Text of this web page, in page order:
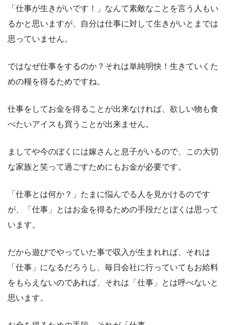
「仕事が生きがいです！」なんて素敵なことを言う人もい
るかと思いますが、自分は仕事に対して生きがいとまでは
思っていません。
ではなぜ仕事をするのか？それは単純明快！生きていくた
めの糧を得るためですね。
仕事をしてお金を得ることが出来なければ、欲しい物も食
べたいアイスも買うことが出来ません。
ましてや今のぼくには嫁さんと息子がいるので、この大切
な家族と笑って過ごすためにもお金が必要です。
「仕事とは何か？」たまに悩んでる人を見かけるのです
が、「仕事」とはお金を得るための手段だとぼくは思って
います。
だから遊びでやっていた事で収入が生まれれば、それは
「仕事」になるだろうし、毎日会社に行っていてもお給料
をもらえないのであれば、それは「仕事」とは呼べないと
思います。